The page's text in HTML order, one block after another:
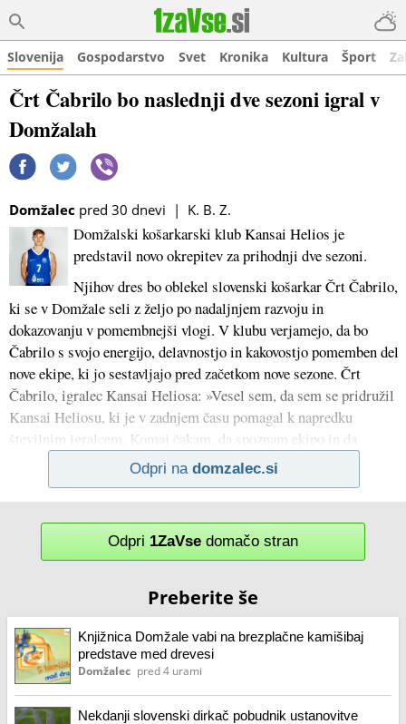
Slovenija Gospodarstvo Svet Kronika Kultura Šport
Črt Čabrilo bo naslednji dve sezoni igral v
Domžalah
Domžalec pred 30 dnevi | K. B. Z.
Domžalski košarkarski klub Kansai Helios je
predstavil novo okrepitev za prihodnji dve sezoni.
Njihov dres bo oblekel slovenski košarkar Črt Čabrilo,
ki se v Domžale seli z željo po nadaljnjem razvoju in
dokazovanju v pomembnejši vlogi. V klubu verjamejo, da bo
Čabrilo s svojo energijo, delavnostjo in kakovostjo pomemben del
nove ekipe, ki jo sestavljajo pred začetkom nove sezone. Črt
Čabrilo, igralec Kansai Heliosa: »Vesel sem, da sem se pridružil
Kansai Heliosu, ki je v zadnjem času pomagal k napredku
številnim igralcem. Komaj čakam, da spoznam ekipo in da
Odpri na domzalec.si
Odpri 1ZaVse domačo stran
Preberite še
Knjižnica Domžale vabi na brezplačne kamišibaj
predstave med drevesi
Domžalec pred 4 urami
Nekdanji slovenski dirkač pobudnik ustanovitve